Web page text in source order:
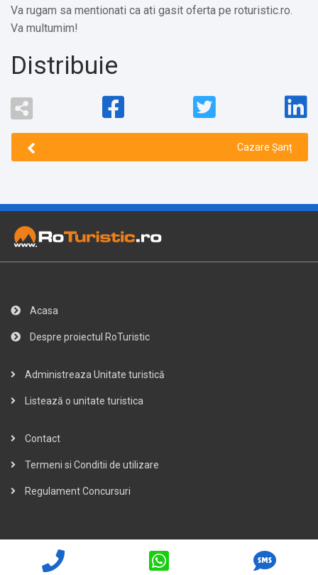
Va rugam sa mentionati ca ati gasit oferta pe roturistic.ro.
Va multumim!
Distribuie
Cazare Șanț
Acasa
Despre proiectul RoTuristic
Administreaza Unitate turistică
Listează o unitate turistica
Contact
Termeni si Conditii de utilizare
Regulament Concursuri
Copyright © 2007 - 2026 www.RoTuristic.ro